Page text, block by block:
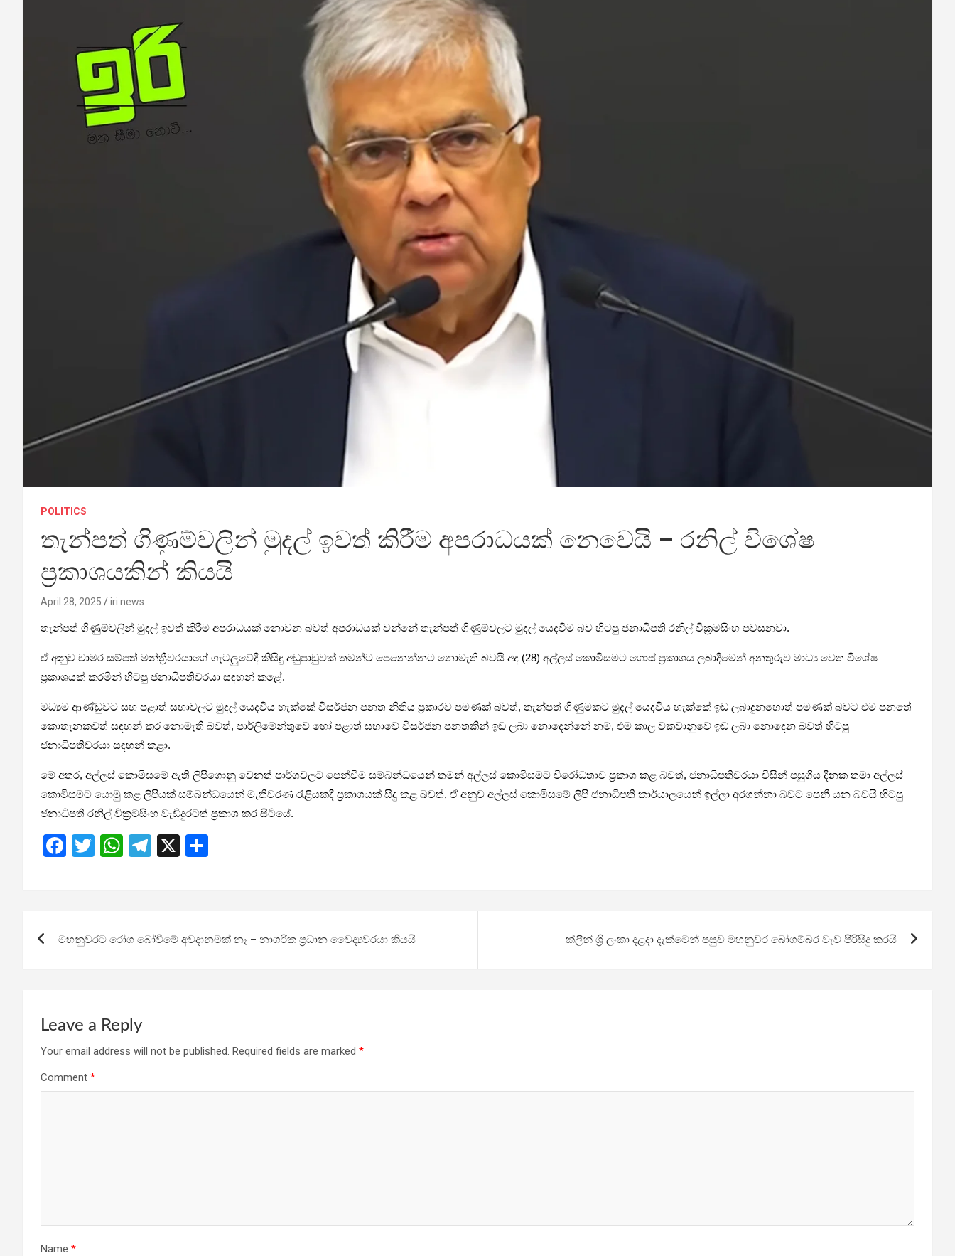
POLITICS
‍තැන්පත් ගිණුම්වලින් මුදල් ඉවත් කිරීම අපරාධයක් නෙවෙයි – රනිල් විශේෂ
ප්‍රකාශයකින් කියයි
April 28, 2025 iri news
තැන්පත් ගිණුම්වලින් මුදල් ඉවත් කිරීම අපරාධයක් නොවන බවත් අපරාධයක් වන්නේ තැන්පත් ගිණුම්වලට මුදල් යෙදවීම බව හිටපු ජනාධිපති රනිල් වික්‍රමසිංහ පවසනවා.
ඒ අනුව චාමර සම්පත් මන්ත්‍රීවරයාගේ ගැටලුවේදී කිසිඳු අඩුපාඩුවක් තමන්ට පෙනෙන්නට නොමැති බවයි අද (28) අල්ලස් කොමිසමට ගොස් ප්‍රකාශය ලබාදීමෙන් අනතුරුව මාධ්‍ය වෙත විශේෂ
ප්‍රකාශයක් කරමින් හිටපු ජනාධිපතිවරයා සඳහන් කළේ.
මධ්‍යම ආණ්ඩුවට සහ පළාත් සභාවලට මුදල් යෙදවිය හැක්කේ විසර්ජන පනත නීතිය ප්‍රකාරව පමණක් බවත්, තැන්පත් ගිණුමකට මුදල් යෙදවිය හැක්කේ ඉඩ ලබාදුනහොත් පමණක් බවට එම පනතේ
කොතැනකවත් සඳහන් කර නොමැති බවත්, පාර්ලිමේන්තුවේ හෝ පළාත් සභාවේ විසර්ජන පනතකින් ඉඩ ලබා නොදෙන්නේ නම්, එම කාල වකවානුවේ ඉඩ ලබා නොදෙන බවත් හිටපු
ජනාධිපතිවරයා සඳහන් කළා.
මේ අතර, අල්ලස් කොමිසමේ ඇති ලිපිගොනු වෙනත් පාර්ශවලට පෙන්වීම සම්බන්ධයෙන් තමන් අල්ලස් කොමිසමට විරෝධතාව ප්‍රකාශ කළ බවත්, ජනාධිපතිවරයා විසින් පසුගිය දිනක තමා අල්ලස්
කොමිසමට යොමු කළ ලිපියක් සම්බන්ධයෙන් මැතිවරණ රැළියකදී ප්‍රකාශයක් සිදු කළ බවත්, ඒ අනුව අල්ලස් කොමිසමේ ලිපි ජනාධිපති කාර්යාලයෙන් ඉල්ලා අරගන්නා බවට පෙනී යන බවයි හිටපු
ජනාධිපති රනිල් වික්‍රමසිංහ වැඩිදුරටත් ප්‍රකාශ කර සිටියේ.
F
ce
o
T
tt
W
at
A
T
e
a
X
ar
navigation
මහනුවරට රෝග බෝවීමේ අවදානමක් නෑ – නාගරික ප්‍රධාන වෛද්‍යවරයා කියයි ක්ලීන් ශ්‍රි ලංකා දළදා දැක්මෙන් පසුව මහනුවර බෝගම්බර වැව පිරිසිදු කරයි
Leave a Reply
Your email address will not be published. Required fields are marked *
Comment *
Name *